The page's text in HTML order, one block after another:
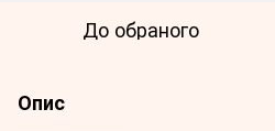
До обраного
Опис